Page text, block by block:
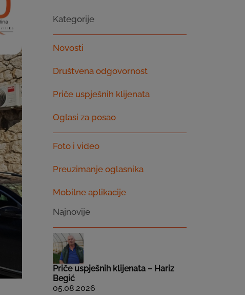
Kategorije
Novosti
Društvena odgovornost
Priče uspješnih klijenata
Oglasi za posao
Foto i video
Preuzimanje oglasnika
Mobilne aplikacije
Najnovije
Priče uspješnih klijenata – Hariz
Begić
05.08.2026